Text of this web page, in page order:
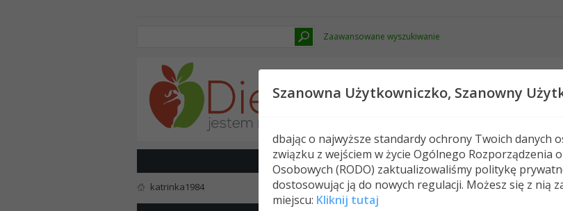
Zaawansowane wyszukiwanie
Nowe posty FAQ
katrinka1984
Szanowna Użytkowniczko, Szanowny
dbając o najwyższe standardy ochrony Twoich danych
związku z wejściem w życie Ogólnego Rozporządzenia
Osobowych (RODO) zaktualizowaliśmy politykę
dostosowując ją do nowych regulacji. Możesz się z nią
miejscu: Kliknij tutaj